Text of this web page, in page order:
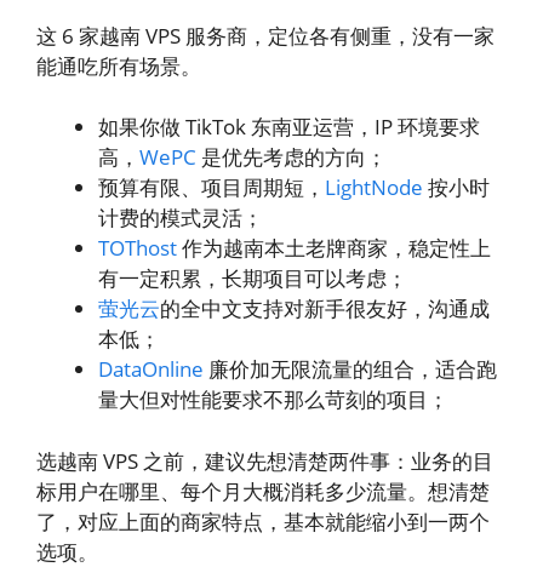
这 6 家越南 VPS 服务商，定位各有侧重，没有一家
能通吃所有场景。
如果你做 TikTok 东南亚运营，IP 环境要求
高， WePC 是优先考虑的方向；
预算有限、项目周期短， LightNode 按小时
计费的模式灵活；
TOThost作为越南本土老牌商家，稳定性上
有一定积累，长期项目可以考虑；
萤光云的全中文支持对新手很友好，沟通成
本低；
DataOnline 廉价加无限流量的组合，适合跑
量大但对性能要求不那么苛刻的项目；
选越南 VPS 之前，建议先想清楚两件事：业务的目
标用户在哪里、每个月大概消耗多少流量。想清楚
了，对应上面的商家特点，基本就能缩小到一两个
选项。